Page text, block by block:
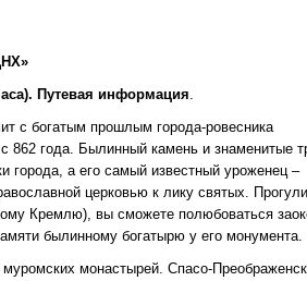
Путевая информация.
с богатым прошлым города-ровесника
862 года. Былинный камень и знаменитые
города, а его самый известный уроженец –
церковью к лику святых.
Кремлю), вы сможете полюбоваться
былинному богатырю у его монумента.
монастырей. Спасо-